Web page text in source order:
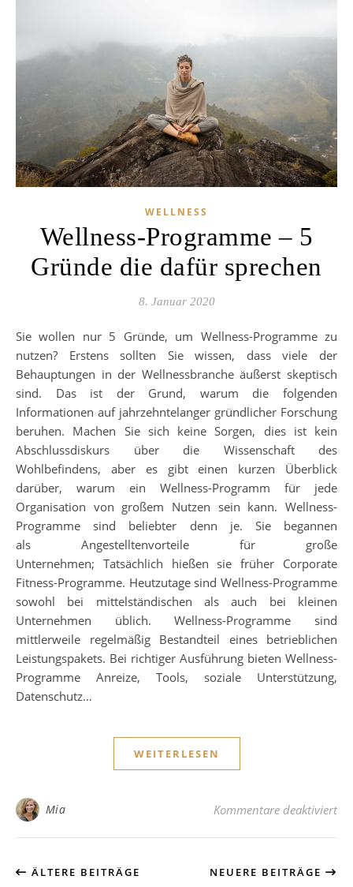
WELLNESS
Wellness-Programme – 5
Gründe die dafür sprechen
8. Januar 2020
Sie wollen nur 5 Gründe, um Wellness-Programme zu
nutzen? Erstens sollten Sie wissen, dass viele der
Behauptungen in der Wellnessbranche äußerst skeptisch
sind. Das ist der Grund, warum die folgenden
Informationen auf jahrzehntelanger gründlicher Forschung
beruhen. Machen Sie sich keine Sorgen, dies ist kein
Abschlussdiskurs über die Wissenschaft des
Wohlbefindens, aber es gibt einen kurzen Überblick
darüber, warum ein Wellness-Programm für jede
Organisation von großem Nutzen sein kann. Wellness-
Programme sind beliebter denn je. Sie begannen
als Angestelltenvorteile für große
Unternehmen; Tatsächlich hießen sie früher Corporate
Fitness-Programme. Heutzutage sind Wellness-Programme
sowohl bei mittelständischen als auch bei kleinen
Unternehmen üblich. Wellness-Programme sind
mittlerweile regelmäßig Bestandteil eines betrieblichen
Leistungspakets. Bei richtiger Ausführung bieten Wellness-
Programme Anreize, Tools, soziale Unterstützung,
Datenschutz…
WEITERLESEN
Mia Kommentare deaktiviertfür
ÄLTERE BEITRÄGE NEUERE BEITRÄGE